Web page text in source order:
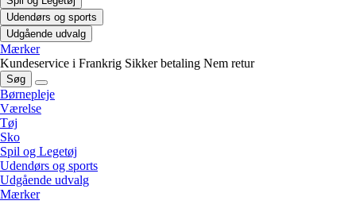
Udendørs og sports
Udgående udvalg
Mærker
Kundeservice i Frankrig Sikker betaling Nem retur
Søg
Børnepleje
Værelse
Tøj
Sko
Spil og Legetøj
Udendørs og sports
Udgående udvalg
Mærker